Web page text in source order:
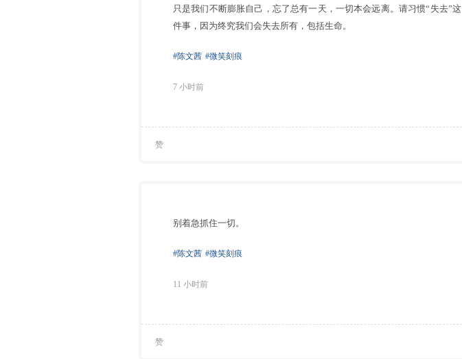
只是我们不断膨胀自己，忘了总有一天，一切本会远离。请习惯“失去”这
件事，因为终究我们会失去所有，包括生命。
#陈文茜 #微笑刻痕
7 小时前
赞
别着急抓住一切。
#陈文茜 #微笑刻痕
11 小时前
赞